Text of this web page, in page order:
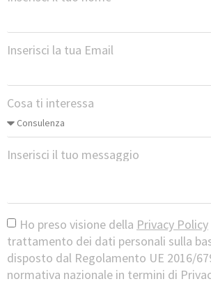
Inserisci la tua Email
Cosa ti interessa
Inserisci il tuo messaggio
Ho preso visione della Privacy Policy
trattamento dei dati personali sulla
disposto dal Regolamento UE 2016/
normativa nazionale in termini di